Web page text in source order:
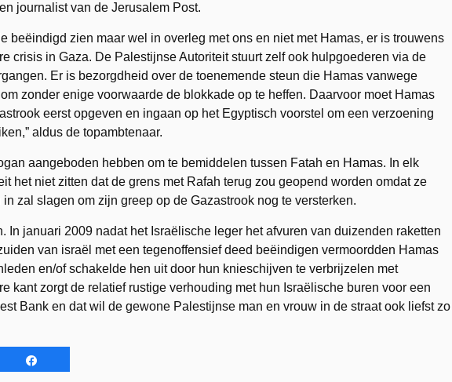
journalist van de Jerusalem Post.
beëindigd zien maar wel in overleg met ons en niet met Hamas, er is trouwens
crisis in Gaza. De Palestijnse Autoriteit stuurt zelf ook hulpgoederen via de
Er is bezorgdheid over de toenemende steun die Hamas vanwege
zonder enige voorwaarde de blokkade op te heffen. Daarvoor moet Hamas
eerst opgeven en ingaan op het Egyptisch voorstel om een verzoening
aldus de topambtenaar.
aangeboden hebben om te bemiddelen tussen Fatah en Hamas. In elk
het niet zitten dat de grens met Rafah terug zou geopend worden omdat ze
zal slagen om zijn greep op de Gazastrook nog te versterken.
In januari 2009 nadat het Israëlische leger het afvuren van duizenden raketten
van israël met een tegenoffensief deed beëindigen vermoordden Hamas
en/of schakelde hen uit door hun knieschijven te verbrijzelen met
kant zorgt de relatief rustige verhouding met hun Israëlische buren voor een
Bank en dat wil de gewone Palestijnse man en vrouw in de straat ook liefst zo